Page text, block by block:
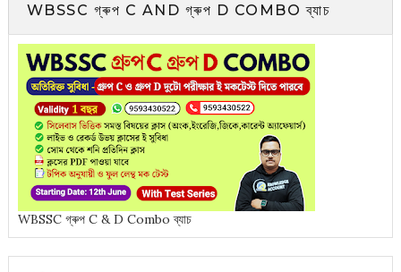
WBSSC গ্ৰুপ C AND গ্ৰুপ D COMBO ব্যাচ
WBSSC গ্ৰুপ C & D Combo ব্যাচ